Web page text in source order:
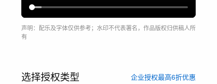
声明：配乐及字体仅供参考；水印不代表署名，作品版权归供稿人所
有
选择授权类型 企业授权最高6折优惠